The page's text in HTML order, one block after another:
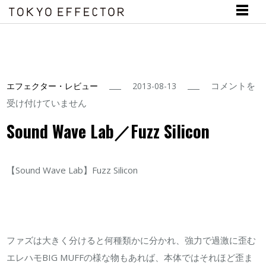
エフェクター・レビュー 2013-08-13
Sound
コメントを
受け付けていません
Sound Wave Lab／Fuzz Silicon
【Sound Wave Lab】Fuzz Silicon
ファズは大きく分けると何種類かに分かれ、強力で過激に歪む
エレハモBIG MUFFの様な物もあれば、本体ではそれほど歪ま